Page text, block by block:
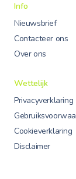
Info
Nieuwsbrief
Contacteer ons
Over ons
Wettelijk
Privacyverklaring
Cookieverklaring
Disclaimer